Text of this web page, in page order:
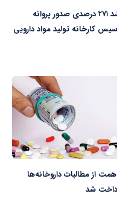
رشد ۲۷۱ درصدی صدور پروانه
کارخانه تولید مواد دارویی
۷ همت از مطالبات داروخانه‌ها
شد